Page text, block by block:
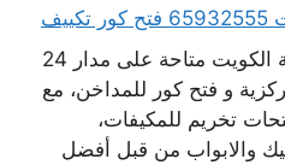
خدمات شركة قص خرسانة الكويت متاحة على مدار 24
و فتح كور للمداخن، مع
تخريم للمكيفات،
والابواب من قبل أفضل